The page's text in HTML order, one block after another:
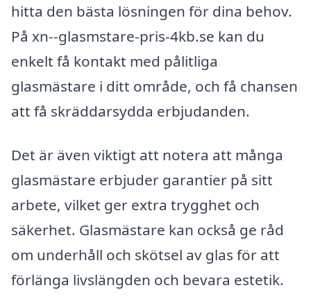
hitta den bästa lösningen för dina behov.
På xn--glasmstare-pris-4kb.se kan du
enkelt få kontakt med pålitliga
glasmästare i ditt område, och få chansen
att få skräddarsydda erbjudanden.
Det är även viktigt att notera att många
glasmästare erbjuder garantier på sitt
arbete, vilket ger extra trygghet och
säkerhet. Glasmästare kan också ge råd
om underhåll och skötsel av glas för att
förlänga livslängden och bevara estetik.